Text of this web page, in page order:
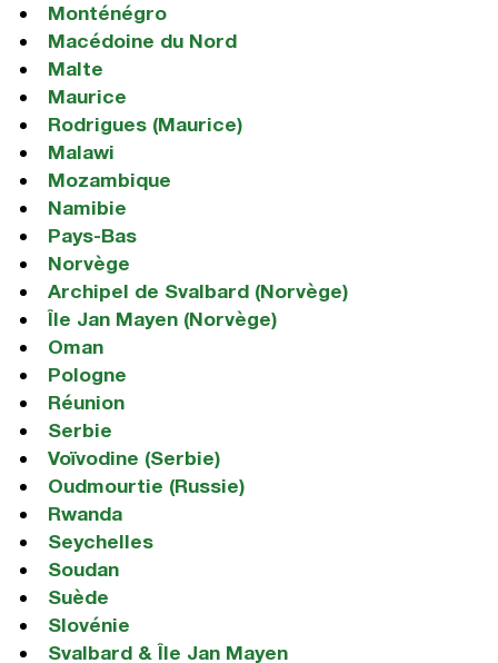
Monténégro
Macédoine du Nord
Malte
Maurice
Rodrigues (Maurice)
Malawi
Mozambique
Namibie
Pays-Bas
Norvège
Archipel de Svalbard (Norvège)
Île Jan Mayen (Norvège)
Oman
Pologne
Réunion
Serbie
Voïvodine (Serbie)
Oudmourtie (Russie)
Rwanda
Seychelles
Soudan
Suède
Slovénie
Svalbard & Île Jan Mayen